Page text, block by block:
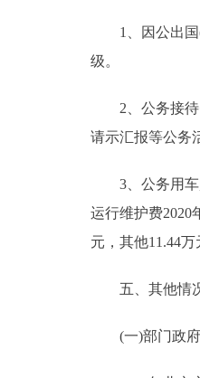
1、因公出国(
级。
2、公务接待费
请示汇报等公务
3、公务用车购
运行维护费2020
元，其他11.44万
五、其他情
(一)部门政府